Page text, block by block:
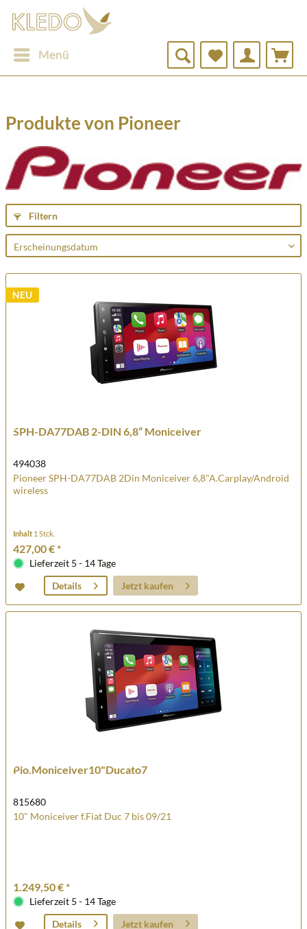
Menü
Produkte von Pioneer
Filtern
NEU
SPH-DA77DAB 2-DIN 6,8“ Moniceiver
494038
Pioneer SPH-DA77DAB 2Din Moniceiver 6,8"A.Carplay/Android
wireless
Inhalt 1 Stck.
427,00 € *
Lieferzeit 5 - 14 Tage
Details
Jetzt kaufen
Pio.Moniceiver10"Ducato7
815680
10" Moniceiver f.Fiat Duc 7 bis 09/21
1.249,50 € *
Lieferzeit 5 - 14 Tage
Details
Jetzt kaufen